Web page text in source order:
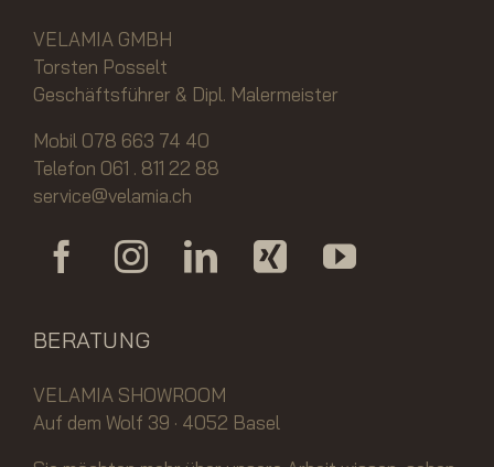
VELAMIA GMBH
Torsten Posselt
Geschäftsführer & Dipl. Malermeister
Mobil 078 663 74 40
Telefon 061 . 811 22 88
service@velamia.ch
BERATUNG
VELAMIA SHOWROOM
Auf dem Wolf 39 · 4052 Basel